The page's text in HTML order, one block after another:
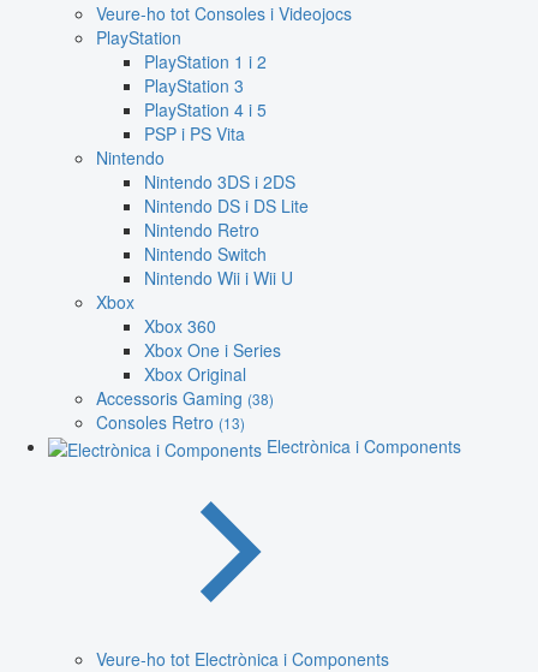
Veure-ho tot Consoles i Videojocs
PlayStation
PlayStation 1 i 2
PlayStation 3
PlayStation 4 i 5
PSP i PS Vita
Nintendo
Nintendo 3DS i 2DS
Nintendo DS i DS Lite
Nintendo Retro
Nintendo Switch
Nintendo Wii i Wii U
Xbox
Xbox 360
Xbox One i Series
Xbox Original
Accessoris Gaming (38)
Consoles Retro (13)
Electrònica i Components
Veure-ho tot Electrònica i Components